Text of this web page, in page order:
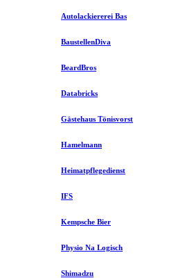
Autolackiererei Bas
BaustellenDiva
BeardBros
Databricks
Gästehaus Tönisvorst
Hamelmann
Heimatpflegedienst
IFS
Kempsche Bier
Physio Na Logisch
Shimadzu